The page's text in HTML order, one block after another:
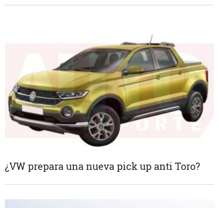
¿VW prepara una nueva pick up anti Toro?